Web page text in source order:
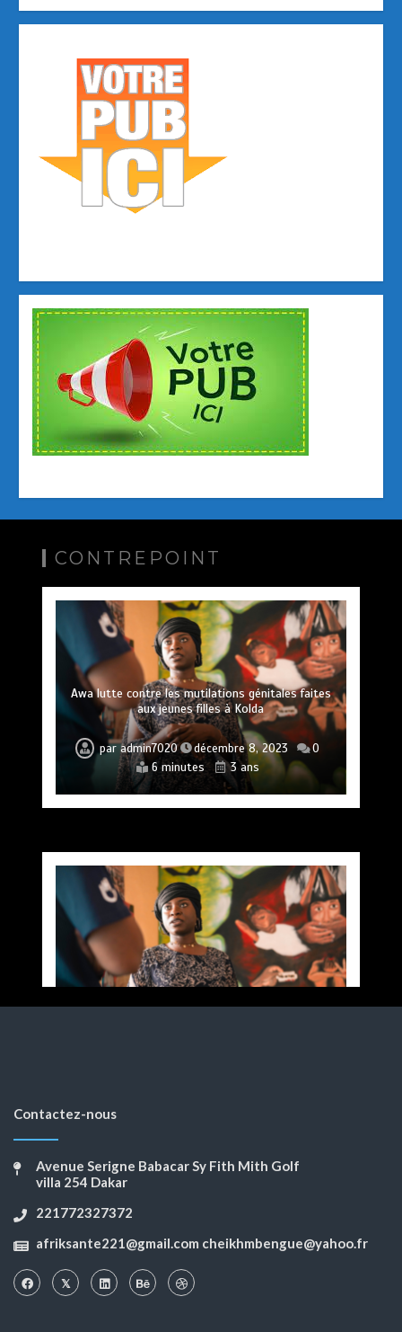
CONTREPOINT
Awa lutte contre les mutilations génitales faites
aux jeunes filles à Kolda
paradmin7020 décembre 8, 2023
0
6 minutes
3 ans
Contactez-nous
Avenue Serigne Babacar Sy Fith Mith Golf
villa 254 Dakar
221772327372
afriksante221@gmail.com cheikhmbengue@yahoo.fr